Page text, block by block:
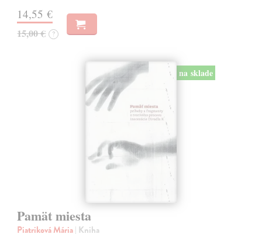
14,55 €
15,00 € ?
na sklade
Pamät miesta
Piatriková Mária| Kniha